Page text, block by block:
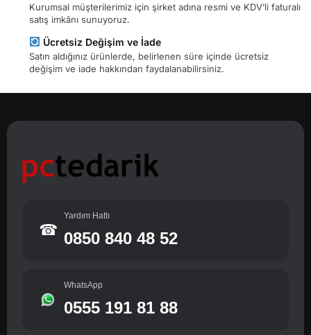
Kurumsal müşterilerimiz için şirket adına resmi ve KDV’li faturalı
satış imkânı sunuyoruz.
Ücretsiz Değişim ve İade
Satın aldığınız ürünlerde, belirlenen süre içinde ücretsiz
değişim ve iade hakkından faydalanabilirsiniz.
☎
Yardım Hattı
0850 840 48 52
WhatsApp
0555 191 81 88